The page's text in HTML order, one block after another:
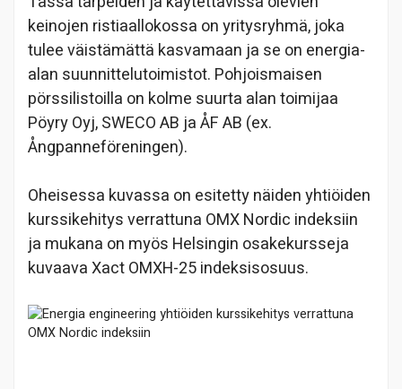
keinojen ristiaallokossa on yritysryhmä, joka
tulee väistämättä kasvamaan ja se on energia-
alan suunnittelutoimistot. Pohjoismaisen
pörssilistoilla on kolme suurta alan toimijaa
Pöyry Oyj, SWECO AB ja ÅF AB (ex.
Ångpanneföreningen).
Oheisessa kuvassa on esitetty näiden yhtiöiden
kurssikehitys verrattuna OMX Nordic indeksiin
ja mukana on myös Helsingin osakekursseja
kuvaava Xact OMXH-25 indeksisosuus.